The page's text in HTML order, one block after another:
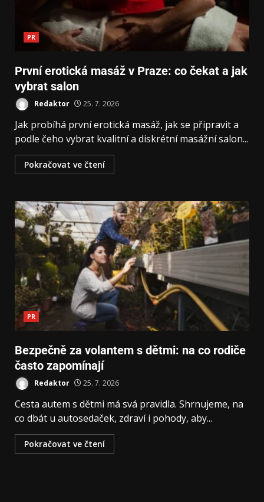
PR
První erotická masáž v Praze: co čekat a jak
vybrat salon
Redaktor 25. 7. 2026
Jak probíhá první erotická masáž, jak se připravit a
podle čeho vybrat kvalitní a diskrétní masážní salon...
Pokračovat ve čtení
PR
Bezpečně za volantem s dětmi: na co rodiče
často zapomínají
Redaktor 25. 7. 2026
Cesta autem s dětmi má svá pravidla. Shrnujeme, na
co dbát u autosedaček, zdraví i pohody, aby...
Pokračovat ve čtení